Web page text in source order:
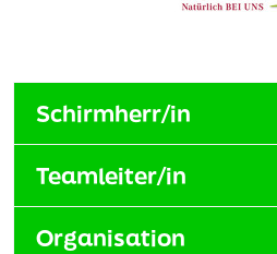
Schirmherr/in
Teamleiter/in
Organisation